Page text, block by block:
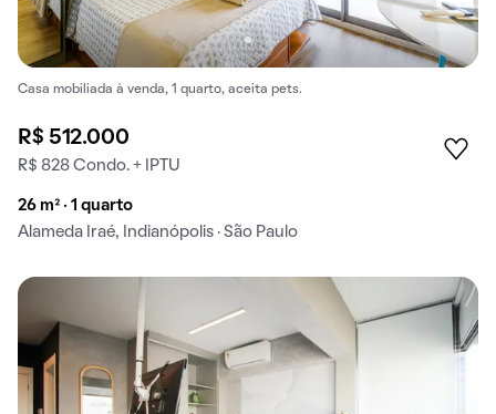
Casa mobiliada à venda, 1 quarto, aceita pets.
R$ 512.000
R$ 828 Condo. + IPTU
26 m² · 1 quarto
Alameda Iraé, Indianópolis · São Paulo